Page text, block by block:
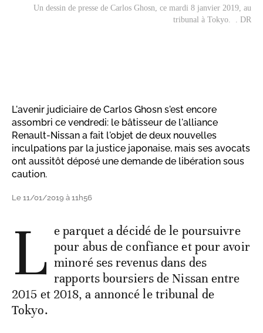
Un dessin de presse de Carlos Ghosn, ce mardi 8 janvier 2019, au
tribunal à Tokyo. . DR
L'avenir judiciaire de Carlos Ghosn s'est encore
assombri ce vendredi: le bâtisseur de l'alliance
Renault-Nissan a fait l'objet de deux nouvelles
inculpations par la justice japonaise, mais ses avocats
ont aussitôt déposé une demande de libération sous
caution.
Le 11/01/2019 à 11h56
L e parquet a décidé de le poursuivre
pour abus de confiance et pour avoir
minoré ses revenus dans des
rapports boursiers de Nissan entre
2015 et 2018, a annoncé le tribunal de
Tokyo.